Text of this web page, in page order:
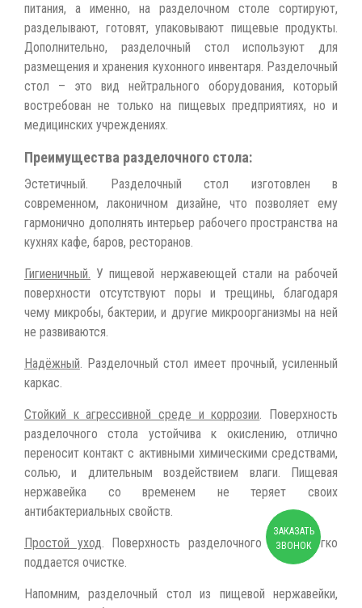
питания, а именно, на разделочном столе сортируют,
разделывают, готовят, упаковывают пищевые продукты.
Дополнительно, разделочный стол используют для
размещения и хранения кухонного инвентаря. Разделочный
стол – это вид нейтрального оборудования, который
востребован не только на пищевых предприятиях, но и
медицинских учреждениях.
Преимущества разделочного стола:
Эстетичный. Разделочный стол изготовлен в
современном, лаконичном дизайне, что позволяет ему
гармонично дополнять интерьер рабочего пространства на
кухнях кафе, баров, ресторанов.
Гигиеничный. У пищевой нержавеющей стали на рабочей
поверхности отсутствуют поры и трещины, благодаря
чему микробы, бактерии, и другие микроорганизмы на ней
не развиваются.
Надёжный. Разделочный стол имеет прочный, усиленный
каркас.
Стойкий к агрессивной среде и коррозии. Поверхность
разделочного стола устойчива к окислению, отлично
переносит контакт с активными химическими средствами,
солью, и длительным воздействием влаги. Пищевая
нержавейка со временем не теряет своих
антибактериальных свойств.
Простой уход. Поверхность разделочного стола легко
поддается очистке.
Напомним, разделочный стол из пищевой нержавейки,
ЗАКАЗАТЬ
ЗВОНОК